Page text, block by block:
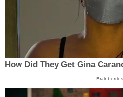
How Did They Get Gina
Brainberries